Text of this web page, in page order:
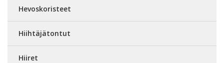
Hevoskoristeet
Hiihtäjätontut
Hiiret